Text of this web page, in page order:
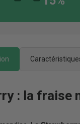
: la fraise